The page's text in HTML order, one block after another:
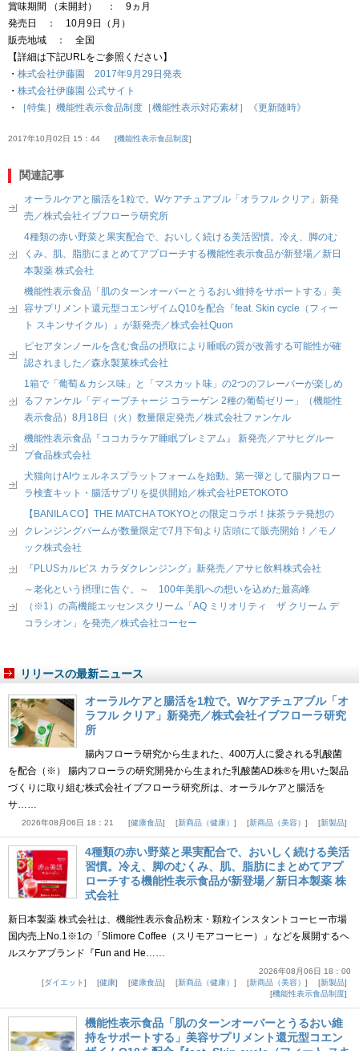
賞味期間 （未開封） ： 9ヵ月
発売日 ： 10月9日（月）
販売地域 ： 全国
【詳細は下記URLをご参照ください】
・ 株式会社伊藤園 2017年9月29日発表
・ 株式会社伊藤園 公式サイト
・
［特集］機能性表示食品制度［機能性表示対応素材］《更新随時》
2017年10月02日 15：44 機能性表示食品制度
関連記事
オーラルケアと腸活を1粒で。Wケアチュアブル「オラフル クリア」新発
売／株式会社イブフローラ研究所
4種類の赤い野菜と果実配合で、おいしく続ける美活習慣。冷え、脚のむ
くみ、肌、脂肪にまとめてアプローチする機能性表示食品が新登場／新日
本製薬 株式会社
機能性表示食品「肌のターンオーバーとうるおい維持をサポートする」美
容サプリメント還元型コエンザイムQ10を配合『feat. Skin cycle（フィー
ト スキンサイクル）』が新発売／株式会社Quon
ピセアタンノールを含む食品の摂取により睡眠の質が改善する可能性が確
認されました／森永製菓株式会社
1箱で「葡萄＆カシス味」と「マスカット味」の2つのフレーバーが楽しめ
るファンケル「ディープチャージ コラーゲン 2種の葡萄ゼリー」（機能性
表示食品）8月18日（火）数量限定発売／株式会社ファンケル
機能性表示食品『ココカラケア睡眠プレミアム』 新発売／アサヒグルー
プ食品株式会社
犬猫向けAIウェルネスプラットフォームを始動。第一弾として腸内フロー
ラ検査キット・腸活サプリを提供開始／株式会社PETOKOTO
【BANILA CO】THE MATCHA TOKYOとの限定コラボ！抹茶ラテ発想の
クレンジングバームが数量限定で7月下旬より店頭にて販売開始！／モノ
ック株式会社
『PLUSカルピス カラダクレンジング』新発売／アサヒ飲料株式会社
～老化という摂理に告ぐ。～ 100年美肌への想いを込めた最高峰
（※1）の高機能エッセンスクリーム「AQ ミリオリティ ザ クリーム デ
コラシオン」を発売／株式会社コーセー
リリースの最新ニュース
オーラルケアと腸活を1粒で。Wケアチュアブル「オ
ラフル クリア」新発売／株式会社イブフローラ研究
所
腸内フローラ研究から生まれた、400万人に愛される乳酸菌
を配合（※） 腸内フローラの研究開発から生まれた乳酸菌AD株®を用いた製品
づくりに取り組む株式会社イブフローラ研究所は、オーラルケアと腸活を
サ……
2026年08月06日 18：21 健康食品 新商品（健康） 新商品（美容） 新製品
4種類の赤い野菜と果実配合で、おいしく続ける美活
習慣。冷え、脚のむくみ、肌、脂肪にまとめてアプ
ローチする機能性表示食品が新登場／新日本製薬 株
式会社
新日本製薬 株式会社は、機能性表示食品粉末・顆粒インスタントコーヒー市場
国内売上No.1※1の「Slimore Coffee（スリモアコーヒー）」などを展開するヘ
ルスケアブランド『Fun and He……
2026年08月06日 18：00
ダイエット
健康 健康食品 新商品（健康） 新商品（美容）
新製品
機能性表示食品制度
機能性表示食品「肌のターンオーバーとうるおい維
持をサポートする」美容サプリメント還元型コエン